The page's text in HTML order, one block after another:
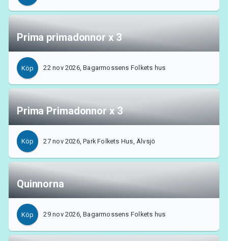
Prima primadonnor x 3
Köp 22 nov 2026, Bagarmossens Folkets hus
Prima Primadonnor x 3
Köp 27 nov 2026, Park Folkets Hus, Älvsjö
Quinnorna
Köp 29 nov 2026, Bagarmossens Folkets hus